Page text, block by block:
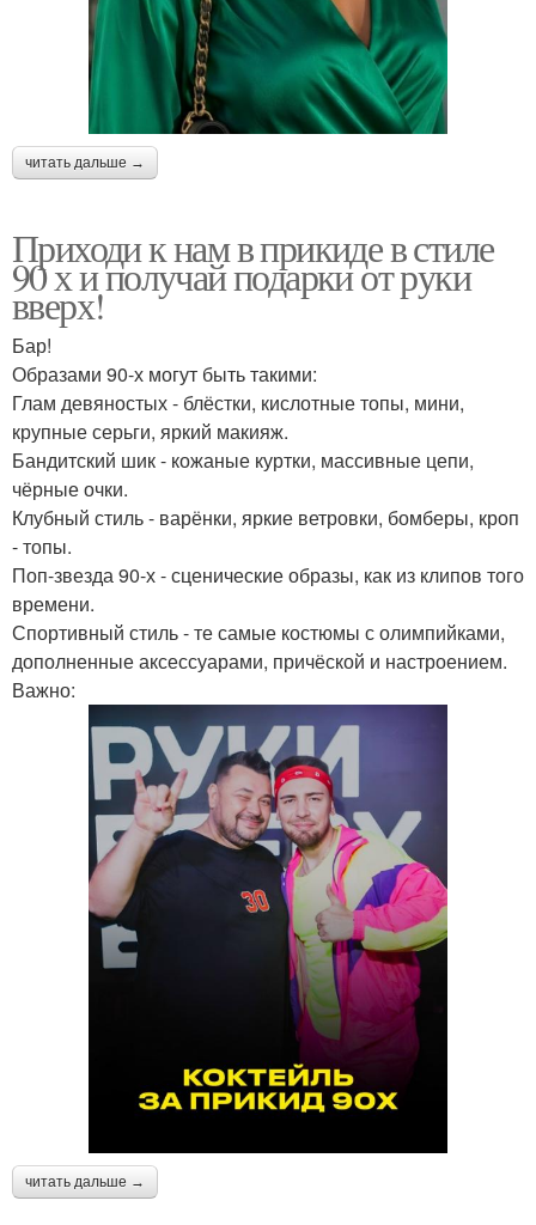
читать дальше →
Приходи к нам в прикиде в стиле
90 х и получай подарки от руки
вверх!
Бар!
Образами 90-х могут быть такими:
Глам девяностых - блёстки, кислотные топы, мини,
крупные серьги, яркий макияж.
Бандитский шик - кожаные куртки, массивные цепи,
чёрные очки.
Клубный стиль - варёнки, яркие ветровки, бомберы, кроп
- топы.
Поп-звезда 90-х - сценические образы, как из клипов того
времени.
Спортивный стиль - те самые костюмы с олимпийками,
дополненные аксессуарами, причёской и настроением.
Важно:
читать дальше →